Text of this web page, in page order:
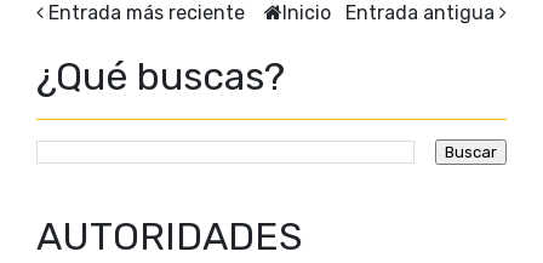
Entrada más reciente Entrada antigua
Inicio
¿Qué buscas?
AUTORIDADES